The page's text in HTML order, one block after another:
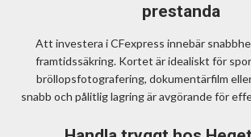
prestanda
Att investera i CFexpress innebär
framtidssäkring. Kortet är idealiskt för
bröllopsfotografering, dokumentärfilm
snabb och pålitlig lagring är avgörande för